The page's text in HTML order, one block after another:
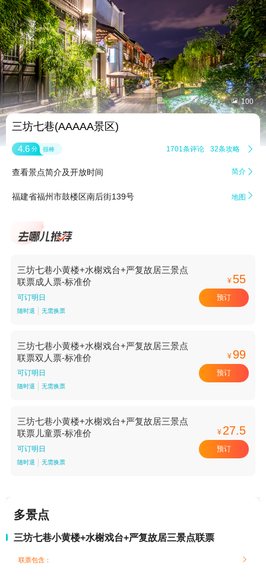
 100
三坊七巷(AAAAA景区)
4.6 分 很棒 1701条评论 32条攻略 
查看景点简介及开放时间 简介 
福建省福州市鼓楼区南后街139号 地图 
三坊七巷小黄楼+水榭戏台+严复故居三景点
联票成人票-标准价
可订明日
随时退 无需换票
¥ 55
预订
三坊七巷小黄楼+水榭戏台+严复故居三景点
联票双人票-标准价
可订明日
随时退 无需换票
¥ 99
预订
三坊七巷小黄楼+水榭戏台+严复故居三景点
联票儿童票-标准价
可订明日
随时退 无需换票
¥ 27.5
预订
多景点
三坊七巷小黄楼+水榭戏台+严复故居三景点联票
联票包含： 
